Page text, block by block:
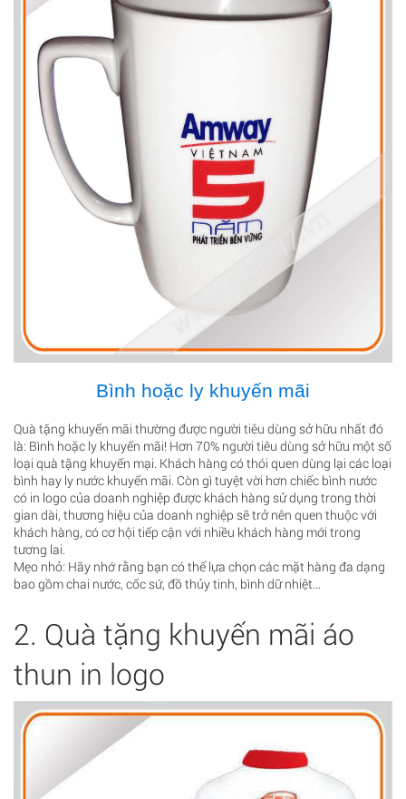
Bình hoặc ly khuyến mãi
Quà tặng khuyến mãi thường được người tiêu dùng sở hữu nhất đó
là: Bình hoặc ly khuyến mãi! Hơn 70% người tiêu dùng sở hữu một số
loại quà tặng khuyến mại. Khách hàng có thói quen dùng lại các loại
bình hay ly nước khuyến mãi. Còn gì tuyệt vời hơn chiếc bình nước
có in logo của doanh nghiệp được khách hàng sử dụng trong thời
gian dài, thương hiệu của doanh nghiệp sẽ trở nên quen thuộc với
khách hàng, có cơ hội tiếp cận với nhiều khách hàng mới trong
tương lai.
Mẹo nhỏ: Hãy nhớ rằng bạn có thể lựa chọn các mặt hàng đa dạng
bao gồm chai nước, cốc sứ, đồ thủy tinh, bình dữ nhiệt...
2. Quà tặng khuyến mãi áo
thun in logo